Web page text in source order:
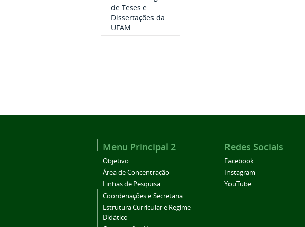
de Teses e
Dissertações da
UFAM
Menu Principal 2
Objetivo
Área de Concentração
Linhas de Pesquisa
Coordenações e Secretaria
Estrutura Curricular e Regime
Didático
Redes Sociais
Facebook
Instagram
YouTube